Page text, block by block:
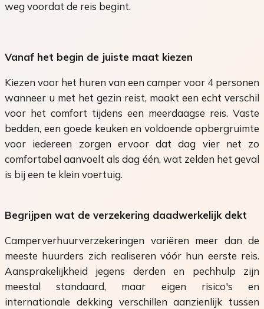
weg voordat de reis begint.
Vanaf het begin de juiste maat kiezen
Kiezen voor het huren van een camper voor 4 personen
wanneer u met het gezin reist, maakt een echt verschil
voor het comfort tijdens een meerdaagse reis. Vaste
bedden, een goede keuken en voldoende opbergruimte
voor iedereen zorgen ervoor dat dag vier net zo
comfortabel aanvoelt als dag één, wat zelden het geval
is bij een te klein voertuig.
Begrijpen wat de verzekering daadwerkelijk dekt
Camperverhuurverzekeringen variëren meer dan de
meeste huurders zich realiseren vóór hun eerste reis.
Aansprakelijkheid jegens derden en pechhulp zijn
meestal standaard, maar eigen risico's en
internationale dekking verschillen aanzienlijk tussen